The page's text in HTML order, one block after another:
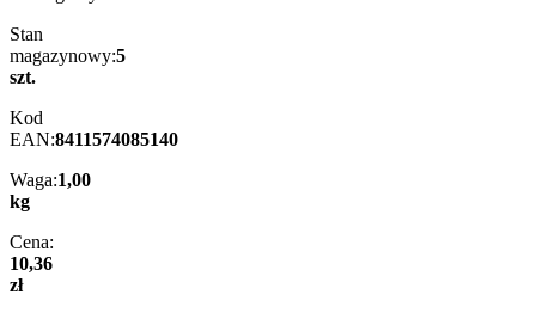
Stan
magazynowy:5
szt.
Kod
EAN:8411574085140
Waga:1,00
kg
Cena:
10,36
zł